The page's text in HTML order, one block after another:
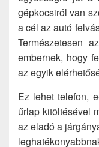
gépkocsiról van
a cél az autó
Természetesen
embernek, hogy
az egyik
Ez lehet telefon,
űrlap kitöltésével
az eladó a